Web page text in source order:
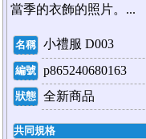
當季的衣飾的照片。...
名稱 小禮服 D003
編號 p865240680163
狀態 全新商品
共同規格